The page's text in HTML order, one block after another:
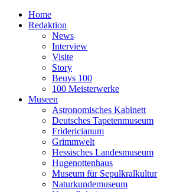
Home
Redaktion
News
Interview
Visite
Story
Beuys 100
100 Meisterwerke
Museen
Astronomisches Kabinett
Deutsches Tapetenmuseum
Fridericianum
Grimmwelt
Hessisches Landesmuseum
Hugenottenhaus
Museum für Sepulkralkultur
Naturkundemuseum